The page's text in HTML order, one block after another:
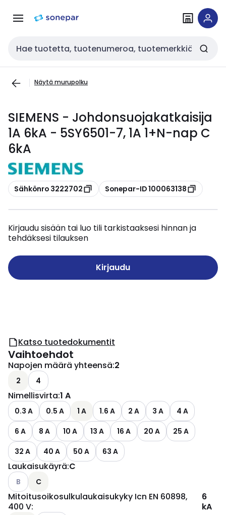
navigointiinsisältöön
Haku
Näytä murupolku
SIEMENS - Johdonsuojakatkaisija
1A 6kA - 5SY6501-7, 1A 1+N-nap C
6kA
Kopioi
Sähkönro 3222702 Kopioi
Sonepar-ID 100063138
Kirjaudu sisään tai luo tili tarkistaaksesi hinnan ja
tehdäksesi tilauksen
Kirjaudu
Katso tuotedokumentit
Vaihtoehdot
Napojen määrä yhteensä:2
2 4
Nimellisvirta:1 A
0.3 A 0.5 A 1 A 1.6 A 2 A 3 A
4 A
6 A
8 A 10 A 13 A 16 A 20 A
25 A
32 A
40 A 50 A 63 A
Laukaisukäyrä:C
Katso käytettävissä olevat vaihtoehdot
B C
Mitoitusoikosulkulaukaisukyky Icn EN 60898,
400 V:
6
kA